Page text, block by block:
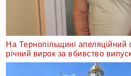
На Тернопільщині апеляційний
річний вирок за вбивство